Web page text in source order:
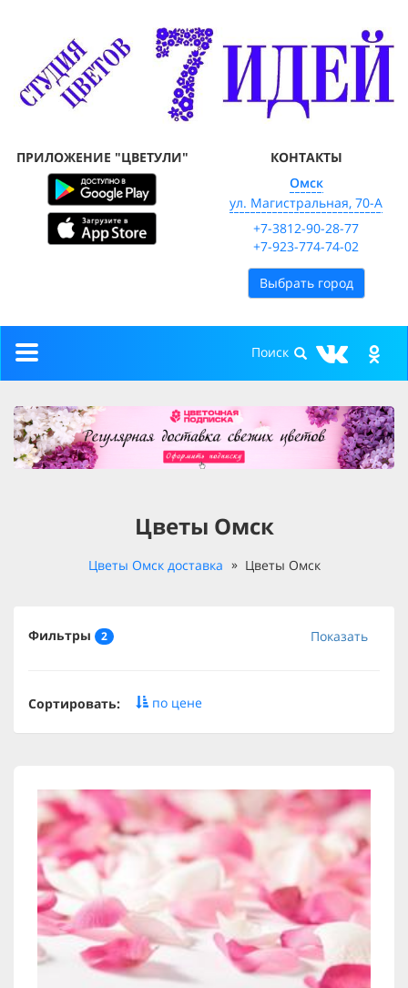
ПРИЛОЖЕНИЕ "ЦВЕТУЛИ"
КОНТАКТЫ
Омск
ул. Магистральная, 70-А
+7-3812-90-28-77
+7-923-774-74-02
Выбрать город
Toggle
Цветы Омск
Цветы Омск доставка Цветы Омск
Фильтры 2 Показать
Сортировать: по цене